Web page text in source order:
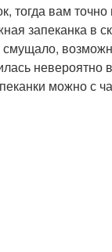
тогда вам
запеканка в
невероятно
можно с